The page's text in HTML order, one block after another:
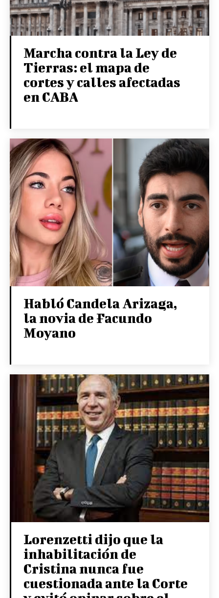
Marcha contra la Ley de
Tierras: el mapa de
cortes y calles afectadas
en CABA
Habló Candela Arizaga,
la novia de Facundo
Moyano
Lorenzetti dijo que la
inhabilitación de
Cristina nunca fue
cuestionada ante la Corte